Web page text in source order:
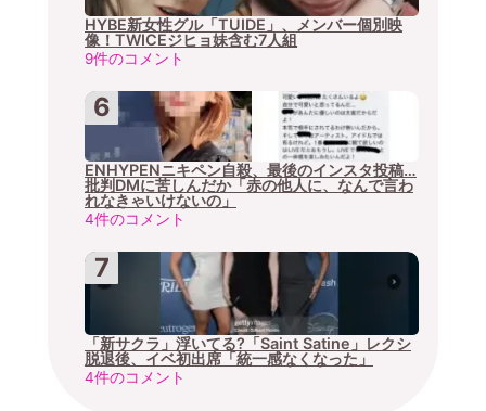
HYBE新女性グル「TUIDE」、メンバー個別映
像！TWICEジヒョ妹含む7人組
9件のコメント
ENHYPENニキペン自殺、最後のインスタ投稿…
批判DMに苦しんだか「赤の他人に、なんで言わ
れなきゃいけないの」
4件のコメント
「新サクラ」浮いてる?「Saint Satine」レクシ
脱退後、イベ初出席「統一感なくなった」
4件のコメント